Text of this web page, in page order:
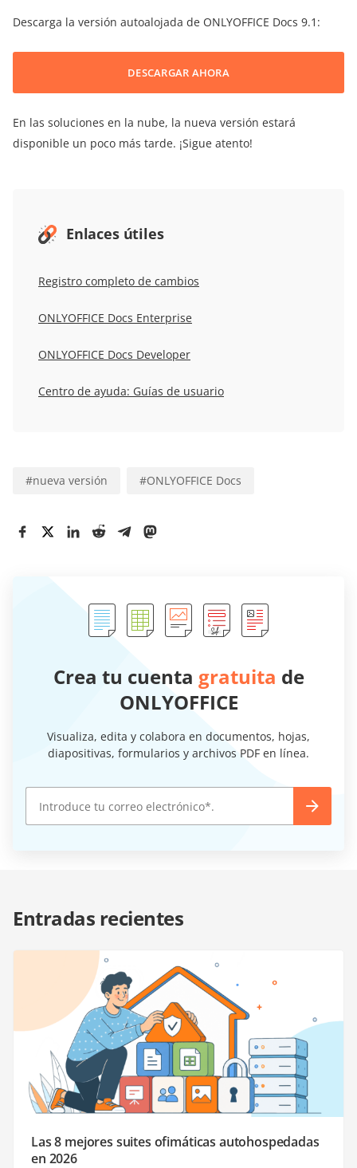
Descarga la versión autoalojada de ONLYOFFICE Docs 9.1:
DESCARGAR AHORA
En las soluciones en la nube, la nueva versión estará
disponible un poco más tarde. ¡Sigue atento!
Enlaces útiles
Registro completo de cambios
ONLYOFFICE Docs Enterprise
ONLYOFFICE Docs Developer
Centro de ayuda: Guías de usuario
#nueva versión #ONLYOFFICE Docs
Crea tu cuenta gratuita de
ONLYOFFICE
Visualiza, edita y colabora en documentos, hojas,
diapositivas, formularios y archivos PDF en línea.
Entradas recientes
Las 8 mejores suites ofimáticas autohospedadas
en 2026